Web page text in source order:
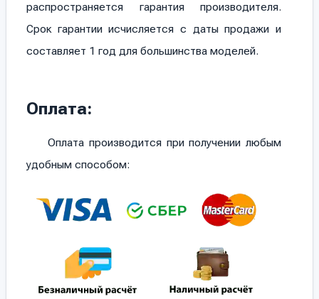
распространяется гарантия производителя.
Срок гарантии исчисляется с даты продажи и
составляет 1 год для большинства моделей.
Оплата:
Оплата производится при получении любым
удобным способом: